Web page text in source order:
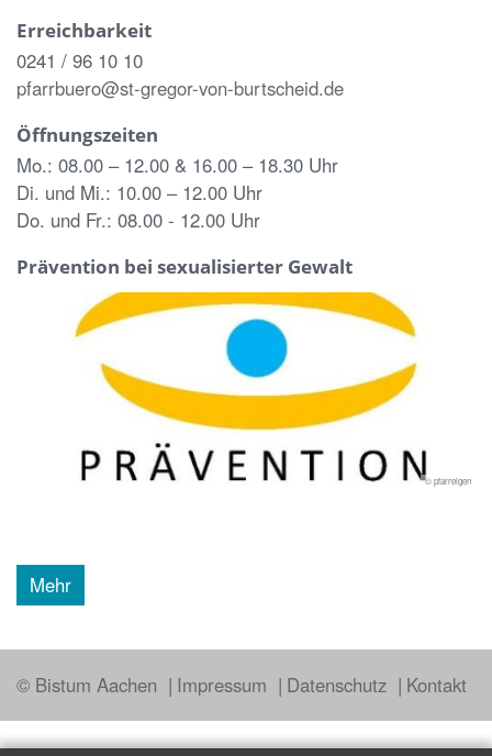
Erreichbarkeit
0241 / 96 10 10
pfarrbuero@st-gregor-von-burtscheid.de
Öffnungszeiten
Mo.: 08.00 – 12.00 & 16.00 – 18.30 Uhr
Di. und Mi.: 10.00 – 12.00 Uhr
Do. und Fr.: 08.00 - 12.00 Uhr
Prävention bei sexualisierter Gewalt
© pfarreigen
Mehr
© Bistum Aachen Impressum Datenschutz Kontakt